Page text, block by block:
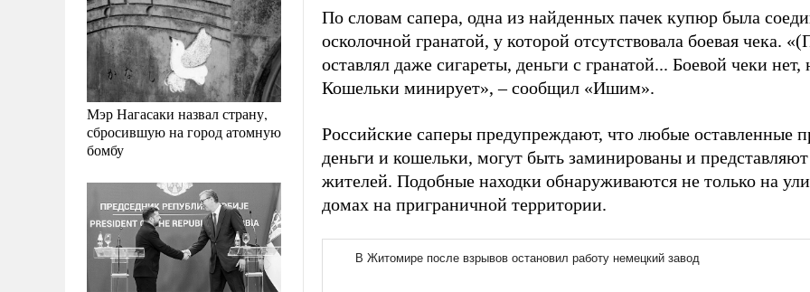
Мэр Нагасаки назвал страну,
сбросившую на город атомную
бомбу
По словам сапера, одна из найденных пачек купюр была
осколочной гранатой, у которой отсутствовала боевая чека.
оставлял даже сигареты, деньги с гранатой... Боевой чеки
Кошельки минирует», – сообщил «Ишим».
Российские саперы предупреждают, что любые оставленные
деньги и кошельки, могут быть заминированы и
жителей. Подобные находки обнаруживаются не только на
домах на приграничной территории.